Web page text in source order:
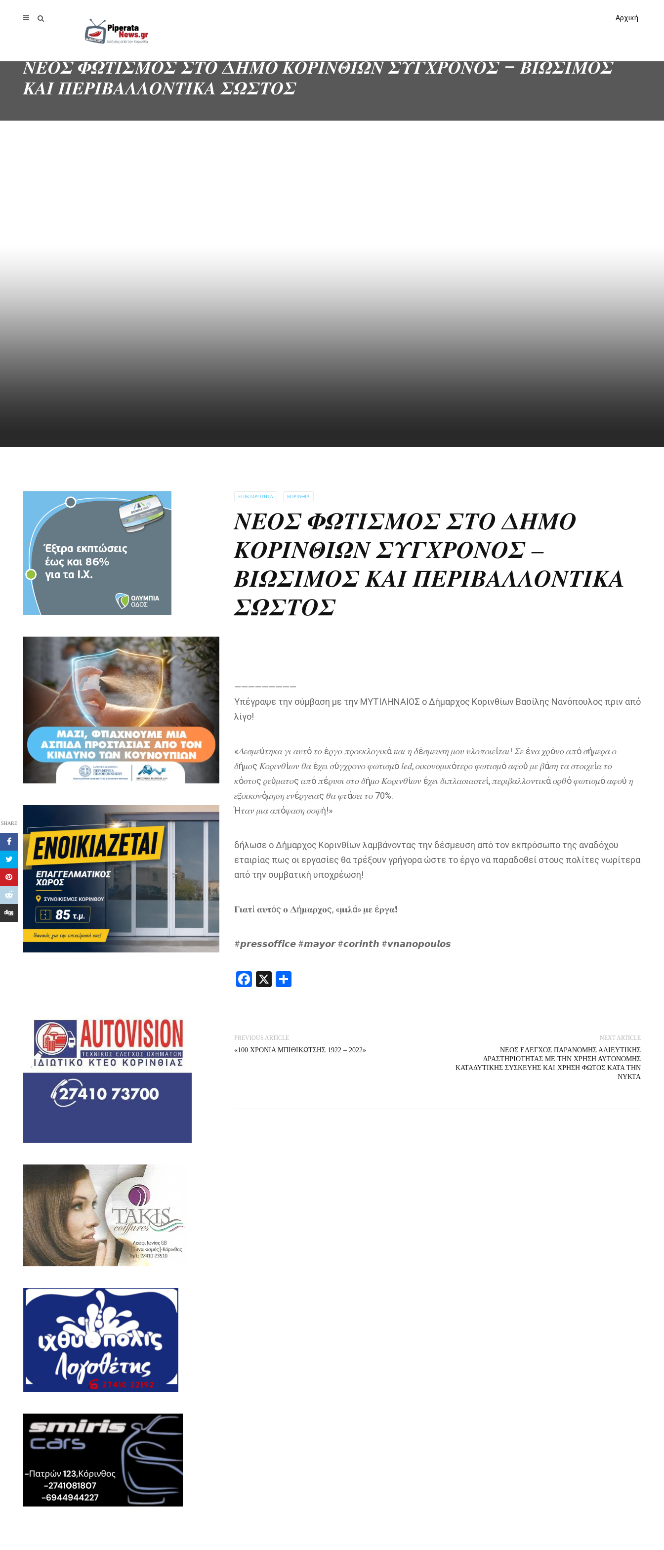
Αρχική
𝜨𝜠𝜪𝜮 𝜱𝜴𝜯𝜤𝜮𝜧𝜪𝜮 𝜮𝜯𝜪 𝜟𝜢𝜧𝜪 𝜥𝜪𝜬𝜤𝜨𝜣𝜤𝜴𝜨 𝜮𝜰𝜞𝜲𝜬𝜪𝜨𝜪𝜮 – 𝜝𝜤𝜴𝜮𝜤𝜧𝜪𝜮
𝜥𝜜𝜤 𝜫𝜠𝜬𝜤𝜝𝜜𝜦𝜦𝜪𝜨𝜯𝜤𝜥𝜜 𝜮𝜴𝜮𝜯𝜪𝜮
ΕΠΙΚΑΙΡΌΤΗΤΑ ΚΟΡΙΝΘΊΑ
𝜨𝜠𝜪𝜮 𝜱𝜴𝜯𝜤𝜮𝜧𝜪𝜮 𝜮𝜯𝜪 𝜟𝜢𝜧𝜪
𝜥𝜪𝜬𝜤𝜨𝜣𝜤𝜴𝜨 𝜮𝜰𝜞𝜲𝜬𝜪𝜨𝜪𝜮 –
𝜝𝜤𝜴𝜮𝜤𝜧𝜪𝜮 𝜥𝜜𝜤 𝜫𝜠𝜬𝜤𝜝𝜜𝜦𝜦𝜪𝜨𝜯𝜤𝜥𝜜
𝜮𝜴𝜮𝜯𝜪𝜮
SHARE
—————————
Υπέγραψε την σύμβαση με την ΜΥΤΙΛΗΝΑΙΟΣ ο Δήμαρχος Κορινθίων Βασίλης Νανόπουλος πριν από
λίγο!
«𝛥𝜀𝜎𝜇𝜀ύ𝜏𝜂𝜅𝛼 𝛾𝜄 𝛼𝜐𝜏ό 𝜏𝜊 έ𝜌𝛾𝜊 𝜋𝜌𝜊𝜀𝜅𝜆𝜊𝛾𝜄𝜅ά 𝜅𝛼𝜄 𝜂 𝛿έ𝜎𝜇𝜀𝜐𝜎𝜂 𝜇𝜊𝜐 𝜐𝜆𝜊𝜋𝜊𝜄𝜀ί𝜏𝛼𝜄! 𝛴𝜀 έ𝜈𝛼 𝜒𝜌ό𝜈𝜊 𝛼𝜋ό 𝜎ή𝜇𝜀𝜌𝛼 𝜊
𝛿ή𝜇𝜊ς 𝛫𝜊𝜌𝜄𝜈𝜃ί𝜔𝜈 𝜃𝛼 έ𝜒𝜀𝜄 𝜎ύ𝛾𝜒𝜌𝜊𝜈𝜊 𝜑𝜔𝜏𝜄𝜎𝜇ό 𝑙𝑒𝑑, 𝜊𝜄𝜅𝜊𝜈𝜊𝜇𝜄𝜅ό𝜏𝜀𝜌𝜊 𝜑𝜔𝜏𝜄𝜎𝜇ό 𝛼𝜑𝜊ύ 𝜇𝜀 𝛽ά𝜎𝜂 𝜏𝛼 𝜎𝜏𝜊𝜄𝜒𝜀ί𝛼 𝜏𝜊
𝜅ό𝜎𝜏𝜊ς 𝜌𝜀ύ𝜇𝛼𝜏𝜊ς 𝛼𝜋ό 𝜋έ𝜌𝜐𝜎𝜄 𝜎𝜏𝜊 𝛿ή𝜇𝜊 𝛫𝜊𝜌𝜄𝜈𝜃ί𝜔𝜈 έ𝜒𝜀𝜄 𝛿𝜄𝜋𝜆𝛼𝜎𝜄𝛼𝜎𝜏𝜀ί, 𝜋𝜀𝜌𝜄𝛽𝛼𝜆𝜆𝜊𝜈𝜏𝜄𝜅ά 𝜊𝜌𝜃ό 𝜑𝜔𝜏𝜄𝜎𝜇ό 𝛼𝜑𝜊ύ 𝜂
𝜀𝜉𝜊𝜄𝜅𝜊𝜈ό𝜇𝜂𝜎𝜂 𝜀𝜈έ𝜌𝛾𝜀𝜄𝛼ς 𝜃𝛼 𝜑𝜏ά𝜎𝜀𝜄 𝜏𝜊 70%.
Ή𝜏𝛼𝜈 𝜇𝜄𝛼 𝛼𝜋ό𝜑𝛼𝜎𝜂 𝜎𝜊𝜑ή!»
δήλωσε ο Δήμαρχος Κορινθίων λαμβάνοντας την δέσμευση από τον εκπρόσωπο της αναδόχου
εταιρίας πως οι εργασίες θα τρέξουν γρήγορα ώστε το έργο να παραδοθεί στους πολίτες νωρίτερα
από την συμβατική υποχρέωση!
𝚪𝛊𝛂𝛕ί 𝛂𝛖𝛕ός 𝛐 𝚫ή𝛍𝛂𝛒𝛘𝛐ς, «𝛍𝛊𝛌ά» 𝛍𝛆 έ𝛒𝛄𝛂❗
#𝙥𝙧𝙚𝙨𝙨𝙤𝙛𝙛𝙞𝙘𝙚 #𝙢𝙖𝙮𝙤𝙧 #𝙘𝙤𝙧𝙞𝙣𝙩𝙝 #𝙫𝙣𝙖𝙣𝙤𝙥𝙤𝙪𝙡𝙤𝙨
Facebook
X Share
PREVIOUS ARTICLE
«100 ΧΡΟΝΙΑ ΜΠΙΘΙΚΩΤΣΗΣ 1922 – 2022»
NEXT ARTICLE
NEOΣ ΕΛΕΓΧΟΣ ΠΑΡΑΝΟΜΗΣ ΑΛΙΕΥΤΙΚΗΣ
ΔΡΑΣΤΗΡΙΟΤΗΤΑΣ ΜΕ ΤΗΝ ΧΡΗΣΗ ΑΥΤΟΝΟΜΗΣ
ΚΑΤΑΔΥΤΙΚΗΣ ΣΥΣΚΕΥΗΣ ΚΑΙ ΧΡΗΣΗ ΦΩΤΟΣ ΚΑΤΑ ΤΗΝ
ΝΥΚΤΑ